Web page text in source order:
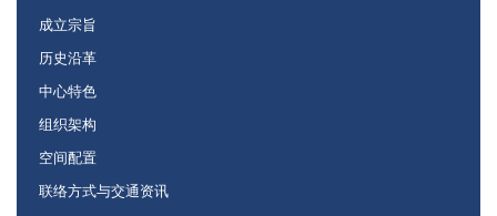
成立宗旨
历史沿革
中心特色
组织架构
空间配置
联络方式与交通资讯